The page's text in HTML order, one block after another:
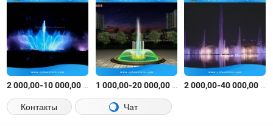
2 000,00-10 000,00 /Комплект
1 000,00-20 000,00$ /Комплект
2 000,00-40 000,00
/
Контакты
Чат